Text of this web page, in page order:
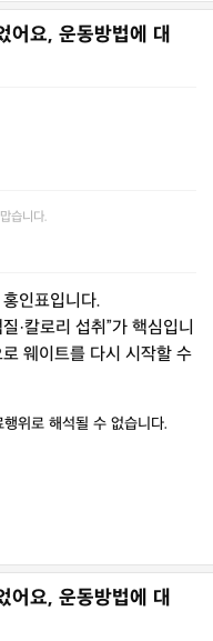
어요, 운동방법에 대
습니다.
인표입니다.
·칼로리 섭취”가 핵심입니
웨이트를 다시 시작할 수
위로 해석될 수 없습니다.
어요, 운동방법에 대